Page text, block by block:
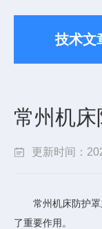
技术文
常州机
更新时间：
常州机床防护罩主
了重要作用。